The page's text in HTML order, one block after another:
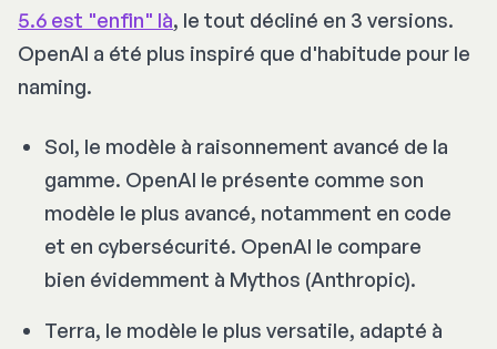
5.6 est "enfin" là, le tout décliné en 3 versions.
OpenAI a été plus inspiré que d'habitude pour le
naming.
Sol, le modèle à raisonnement avancé de la
gamme. OpenAI le présente comme son
modèle le plus avancé, notamment en code
et en cybersécurité. OpenAI le compare
bien évidemment à Mythos (Anthropic).
Terra, le modèle le plus versatile, adapté à